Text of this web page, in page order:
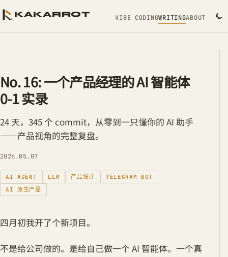
KAKARROT VIBE CODINGWRITINGABOUT
No. 16: 一个产品经理的 AI 智能体
0-1 实录
24 天，345 个 commit，从零到一只懂你的 AI 助手
——产品视角的完整复盘。
2026.05.07
AI AGENT LLM 产品设计
TELEGRAM BOT
AI 原生产品
四月初我开了个新项目。
不是给公司做的。是给自己做一个 AI 智能体。一个真